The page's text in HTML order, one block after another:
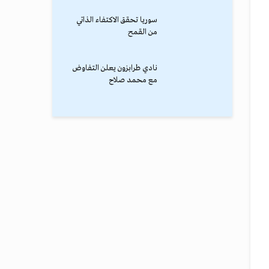
سوريا تحقق الاكتفاء الذاتي
من القمح
نادي طرابزون يعلن التفاوض
مع محمد صلاح